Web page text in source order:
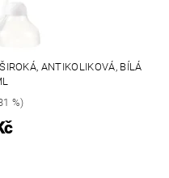
ANTIKOLIKOVÁ, BÍLÁ
%)